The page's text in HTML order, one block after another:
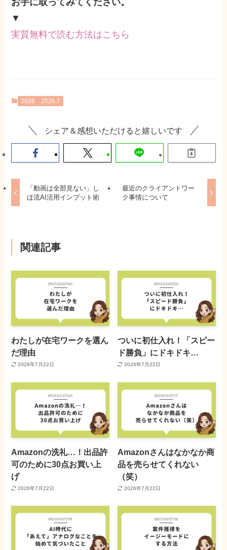
▼
実質無料で読む方法はこちら
2026 2026.7
シェア＆感想いただけると嬉しいです
「動画は全部見ない」し
ほ流AI活用インプット術
最近のクライアントワー
ク事情について
関連記事
わたしが在宅ワークを選ん
だ理由
2026年7月22日
ついに初仕入れ！「スピー
ド勝負」にドキドキ…
2026年7月22日
Amazonの洗礼…！出品許
可のために30点お買い上
げ
2026年7月22日
Amazonさんはなかなか商
品を売らせてくれない
（笑）
2026年7月22日